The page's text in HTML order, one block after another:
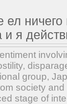
я
group,
society
stage of